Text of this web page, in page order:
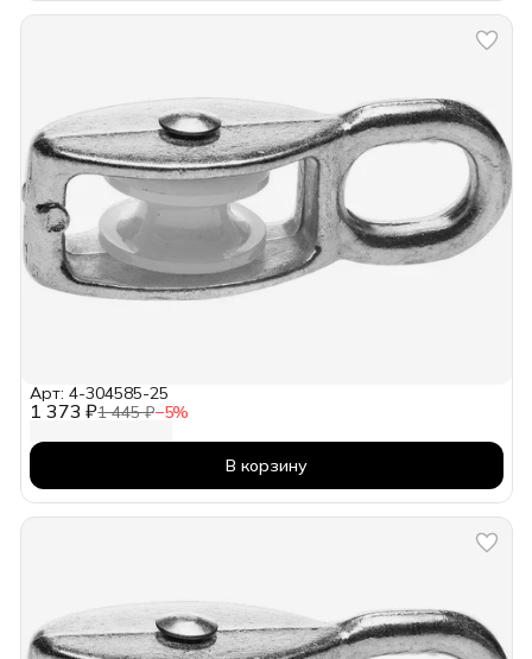
1 373 ₽1 445 ₽−5%
Арт: 4-304585-25
В корзину